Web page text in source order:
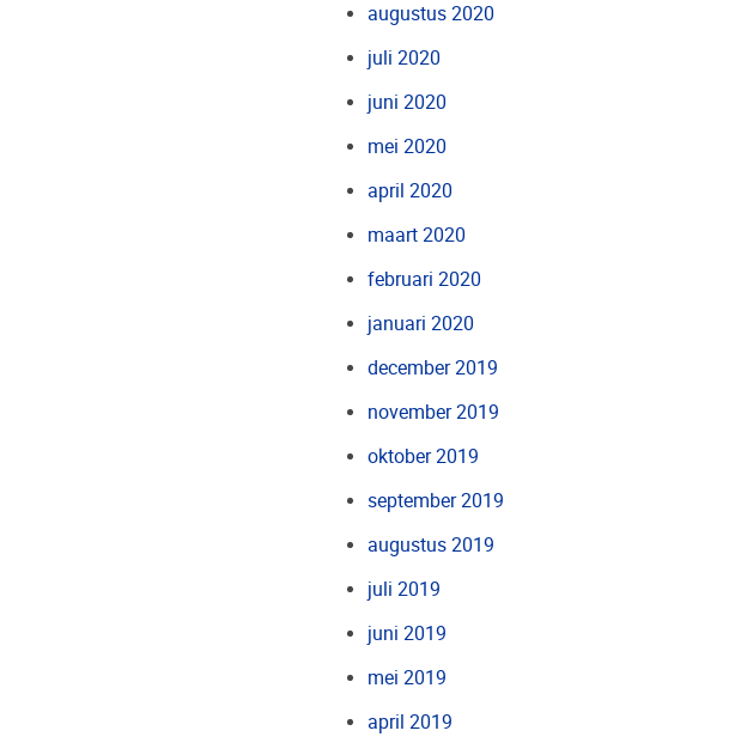
augustus 2020
juli 2020
juni 2020
mei 2020
april 2020
maart 2020
februari 2020
januari 2020
december 2019
november 2019
oktober 2019
september 2019
augustus 2019
juli 2019
juni 2019
mei 2019
april 2019